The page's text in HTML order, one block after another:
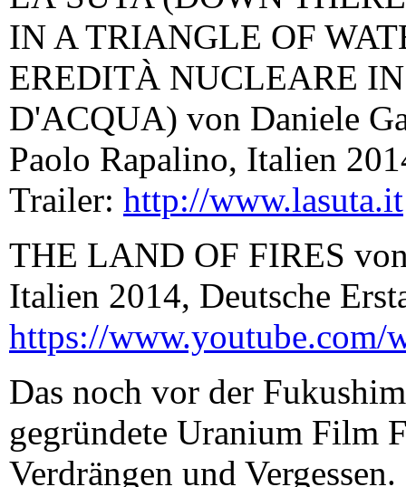
IN A TRIANGLE OF
EREDITÀ NUCLEARE
D'ACQUA) von Daniele
Paolo Rapalino, Italien
Trailer: http://www.lasuta.it
THE LAND OF FIRES
Italien 2014, Deutsche
https://www.youtube.com/
Das noch vor der
gegründete Uranium Film
Verdrängen und